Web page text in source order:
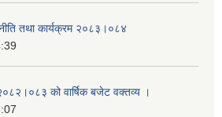
नीति तथा कार्यक्रम २०८३।०८४
को वार्षिक बजेट वक्तव्य ।